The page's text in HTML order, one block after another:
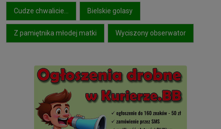
Cudze chwalicie… Bielskie golasy
Z pamiętnika młodej matki Wyciszony obserwator